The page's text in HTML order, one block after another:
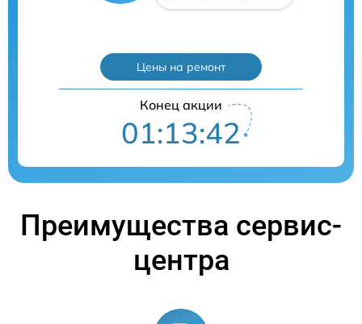
Цены на ремонт
Конец акции
01:13:41
Преимущества сервис-
центра